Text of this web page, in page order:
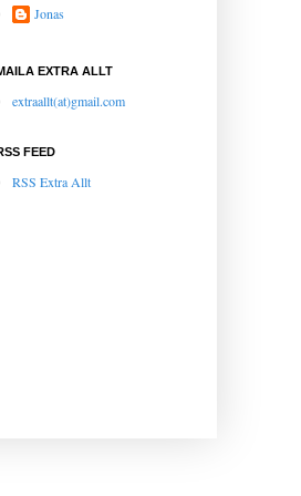
Jonas
EXTRA ALLT
extraallt(at)gmail.com
FEED
RSS Extra Allt